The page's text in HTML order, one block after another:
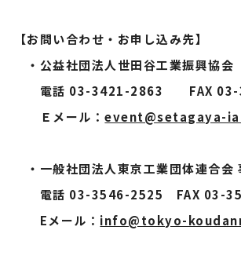
【お問い合わせ・お申し込み先】
・公益社団法人世田谷工業振興協
電話 03-3421-2863 FAX 03-
Ｅメール：event@setagaya-
・一般社団法人東京工業団体連合会
電話 03-3546-2525 FAX 03-
Eメール： info@tokyo-